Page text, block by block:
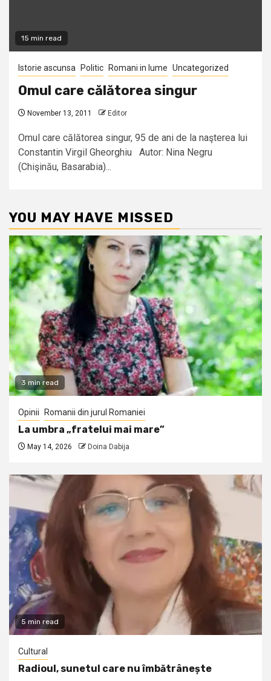
15 min read
Istorie ascunsa Politic Romani in lume Uncategorized
Omul care călătorea singur
November 13, 2011 Editor
Omul care călătorea singur, 95 de ani de la naşterea lui
Constantin Virgil Gheorghiu Autor: Nina Negru
(Chişinău, Basarabia)...
YOU MAY HAVE MISSED
3 min read
Opinii Romanii din jurul Romaniei
La umbra „fratelui mai mare”
May 14, 2026 Doina Dabija
5 min read
Cultural
Radioul, sunetul care nu îmbătrânește